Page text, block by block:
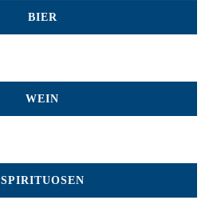
BIER
WEIN
SPIRITUOSEN